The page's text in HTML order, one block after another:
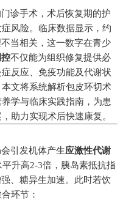
诊手术，术后恢复期的护
风险。临床数据显示，约
当相关，这一数字在青少
不仅能为组织修复提供必
反应、免疫功能及代谢状
文将系统解析包皮环切术
学与临床实践指南，为患
助力实现术后快速康复。
引发机体产生应激性代谢
升高2-3倍，胰岛素抵抗指
、糖异生加速。此时若饮
环节：